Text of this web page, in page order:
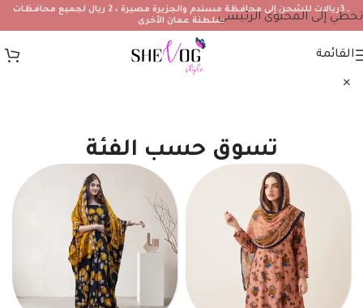
تخطي إلى المحتوى الرئيسي
۔3ريالات للشحن إلى محافظة مسندم والجزيرة مصيرة ، 2 ريال لجميع محافظات
سلطنة عمان الأخرى
القائمة
تسوق حسب الفئة